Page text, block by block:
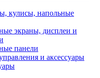
кулисы, напольные
экраны, дисплеи и
панели
и аксессуары